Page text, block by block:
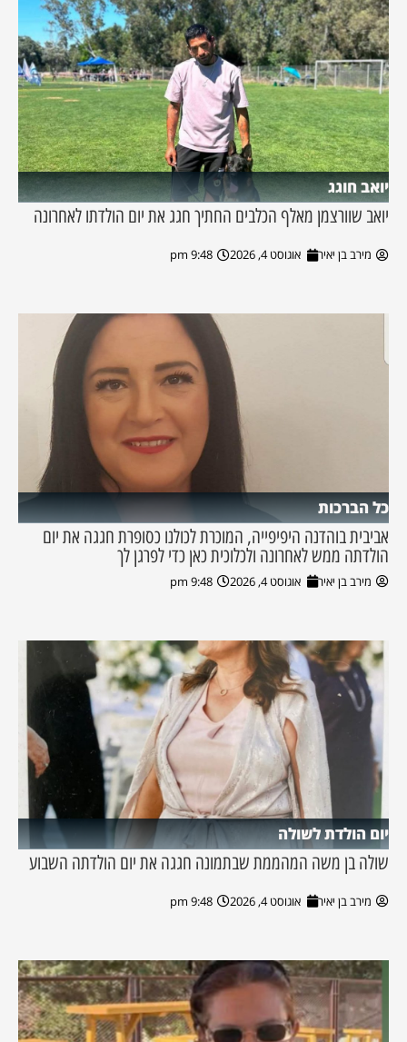
יואב חוגג
יואב שוורצמן מאלף הכלבים החתיך חגג את יום הולדתו לאחרונה
מירב בן יאיר אוגוסט 4, 2026 9:48 pm
כל הברכות
אביבית בוהדנה היפיפייה, המוכרת לכולנו כסופרת חגגה את יום
הולדתה ממש לאחרונה ולכלוכית כאן כדי לפרגן לך
מירב בן יאיר אוגוסט 4, 2026 9:48 pm
יום הולדת לשולה
שולה בן משה המהממת שבתמונה חגגה את יום הולדתה השבוע
מירב בן יאיר אוגוסט 4, 2026 9:48 pm